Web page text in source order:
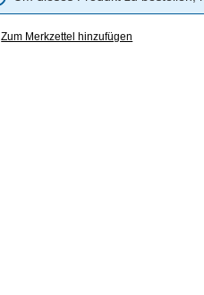
Zum Merkzettel hinzufügen